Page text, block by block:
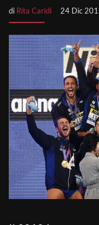
di Rita Caridi 24 Dic